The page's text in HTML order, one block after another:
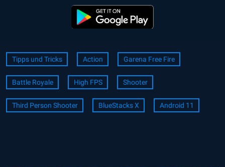
Tipps und Tricks Action Garena Free Fire
Battle Royale High FPS Shooter
Third Person Shooter BlueStacks X Android 11